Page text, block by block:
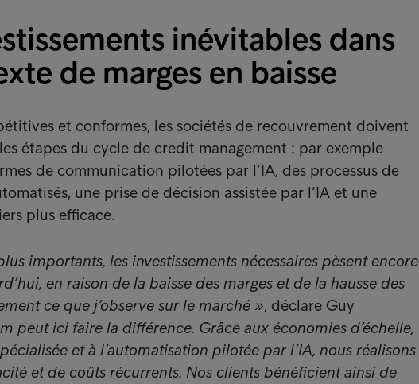
inévitables dans
de marges en baisse
et conformes, les sociétés de recouvrement doivent
étapes du cycle de credit management : par exemple
de communication pilotées par l’IA, des processus de
une prise de décision assistée par l’IA et une
plus efficace.
importants, les investissements nécessaires pèsent encore
en raison de la baisse des marges et de la hausse des
ce que j’observe sur le marché », déclare Guy
peut ici faire la différence. Grâce aux économies d’échelle,
et à l’automatisation pilotée par l’IA, nous réalisons
et de coûts récurrents. Nos clients bénéficient ainsi de